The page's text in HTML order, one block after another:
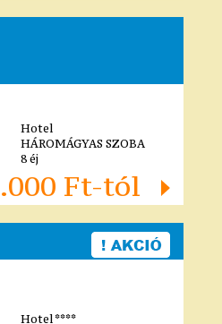
Hotel
HÁROMÁGYAS SZOBA
8 éj
Ft-tól
Hotel ****